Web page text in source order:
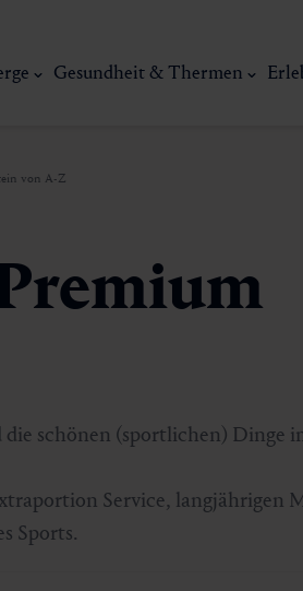
Gesundheit & Thermen
von A-Z
schönen (sportlichen) Dinge
Service, langjährigen
Sports.